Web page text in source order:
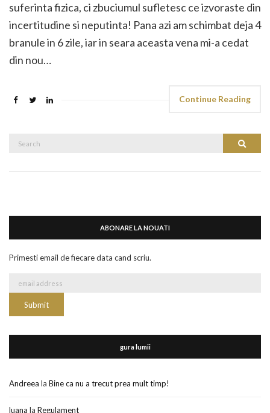
suferinta fizica, ci zbuciumul sufletesc ce izvoraste din
incertitudine si neputinta! Pana azi am schimbat deja 4
branule in 6 zile, iar in seara aceasta vena mi-a cedat
din nou…
Continue Reading
Search
ABONARE LA NOUATI
Primesti email de fiecare data cand scriu.
gura lumii
Andreea la Bine ca nu a trecut prea mult timp!
luana la Regulament